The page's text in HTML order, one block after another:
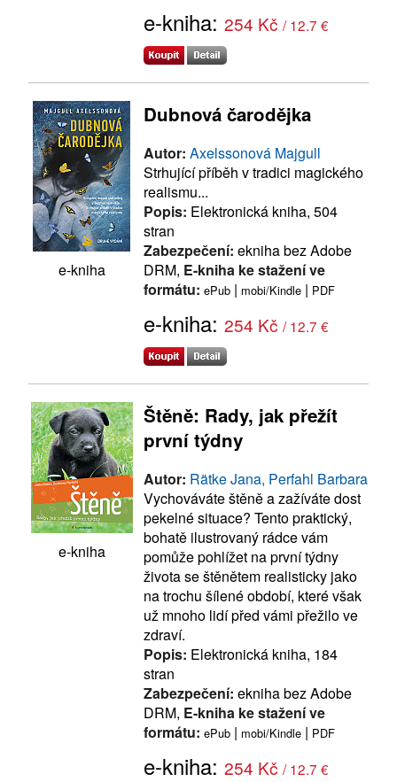
e-kniha: 254 Kč / 12.7 €
e-kniha
Dubnová čarodějka
Autor: Axelssonová Majgull
Strhující příběh v tradici magického
realismu...
Popis: Elektronická kniha, 504
stran
Zabezpečení: ekniha bez Adobe
DRM, E-kniha ke stažení ve
formátu: ePub | mobi/Kindle | PDF
e-kniha: 254 Kč / 12.7 €
e-kniha
Štěně: Rady, jak přežít
první týdny
Autor: Rätke Jana, Perfahl Barbara
Vychováváte štěně a zažíváte dost
pekelné situace? Tento praktický,
bohatě ilustrovaný rádce vám
pomůže pohlížet na první týdny
života se štěnětem realisticky jako
na trochu šílené období, které však
už mnoho lidí před vámi přežilo ve
zdraví.
Popis: Elektronická kniha, 184
stran
Zabezpečení: ekniha bez Adobe
DRM, E-kniha ke stažení ve
formátu: ePub | mobi/Kindle | PDF
e-kniha: 254 Kč / 12.7 €